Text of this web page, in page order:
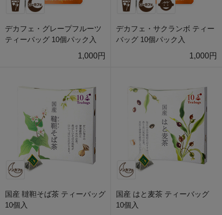
デカフェ・グレープフルーツ
ティーバッグ 10個パック入
1,000円
デカフェ・サクランボ ティー
バッグ 10個パック入
1,000円
国産 韃靼そば茶 ティーバッグ
10個入
国産 はと麦茶 ティーバッグ
10個入